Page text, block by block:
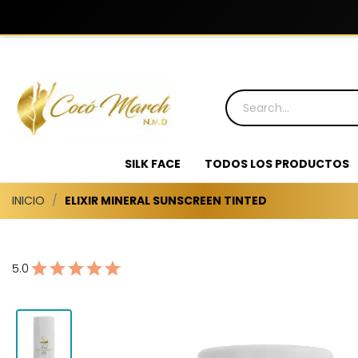
SILK FACE TODOS LOS PRODUCTOS
INICIO ELIXIR MINERAL SUNSCREEN TINTED
5.0